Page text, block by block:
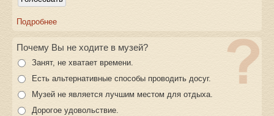
Подробнее
Почему Вы не ходите в музей?
Занят, не хватает времени.
Есть альтернативные способы проводить досуг.
Музей не является лучшим местом для отдыха.
Дорогое удовольствие.